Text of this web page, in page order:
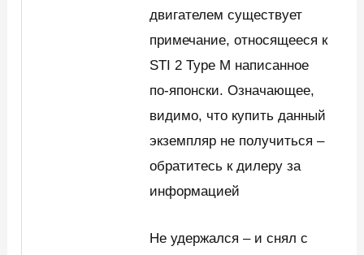
двигателем существует
примечание, относящееся к
STI 2 Type M написанное
по-японски. Означающее,
видимо, что купить данный
экземпляр не получиться –
обратитесь к дилеру за
информацией
Не удержался – и снял с